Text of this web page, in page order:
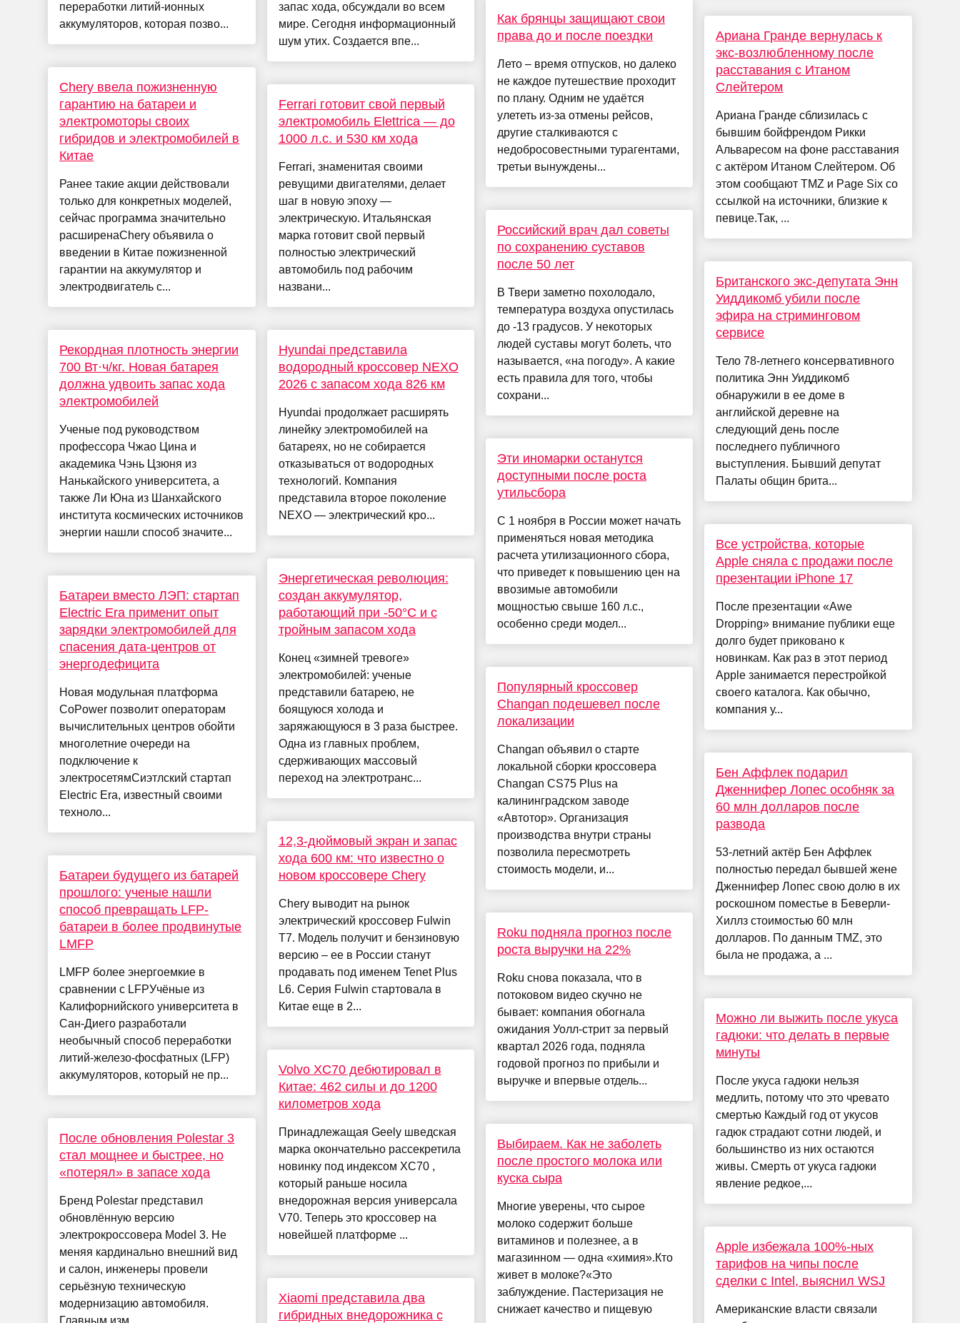
переработки литий-ионных
аккумуляторов, которая позво...
Chery ввела пожизненную
гарантию на батареи и
электромоторы своих
гибридов и электромобилей в
Китае
Ранее такие акции действовали
только для конкретных моделей,
сейчас программа значительно
расширенаChery объявила о
введении в Китае пожизненной
гарантии на аккумулятор и
электродвигатель с...
Рекордная плотность энергии
700 Вт·ч/кг. Новая батарея
должна удвоить запас хода
электромобилей
Ученые под руководством
профессора Чжао Цина и
академика Чэнь Цзюня из
Нанькайского университета, а
также Ли Юна из Шанхайского
института космических источников
энергии нашли способ значите...
Батареи вместо ЛЭП: стартап
Electric Era применит опыт
зарядки электромобилей для
спасения дата-центров от
энергодефицита
Новая модульная платформа
CoPower позволит операторам
вычислительных центров обойти
многолетние очереди на
подключение к
электросетямСиэтлский стартап
Electric Era, известный своими
техноло...
Батареи будущего из батарей
прошлого: ученые нашли
способ превращать LFP-
батареи в более продвинутые
LMFP
LMFP более энергоемкие в
сравнении с LFPУчёные из
Калифорнийского университета в
Сан-Диего разработали
необычный способ переработки
литий-железо-фосфатных (LFP)
аккумуляторов, который не пр...
После обновления Polestar 3
стал мощнее и быстрее, но
«потерял» в запасе хода
Бренд Polestar представил
обновлённую версию
электрокроссовера Model 3. Не
меняя кардинально внешний вид
и салон, инженеры провели
серьёзную техническую
модернизацию автомобиля.
запас хода, обсуждали во всем
мире. Сегодня информационный
шум утих. Создается впе...
Ferrari готовит свой первый
электромобиль Elettrica — до
1000 л.с. и 530 км хода
Ferrari, знаменитая своими
ревущими двигателями, делает
шаг в новую эпоху —
электрическую. Итальянская
марка готовит свой первый
полностью электрический
автомобиль под рабочим
названи...
Hyundai представила
водородный кроссовер NEXO
2026 с запасом хода 826 км
Hyundai продолжает расширять
линейку электромобилей на
батареях, но не собирается
отказываться от водородных
технологий. Компания
представила второе поколение
NEXO — электрический кро...
Энергетическая революция:
создан аккумулятор,
работающий при -50°C и с
тройным запасом хода
Конец «зимней тревоге»
электромобилей: ученые
представили батарею, не
боящуюся холода и
заряжающуюся в 3 раза быстрее.
Одна из главных проблем,
сдерживающих массовый
переход на электротранс...
12,3-дюймовый экран и запас
хода 600 км: что известно о
новом кроссовере Chery
Chery выводит на рынок
электрический кроссовер Fulwin
T7. Модель получит и бензиновую
версию – ее в России станут
продавать под именем Tenet Plus
L6. Серия Fulwin стартовала в
Китае еще в 2...
Volvo XC70 дебютировал в
Китае: 462 силы и до 1200
километров хода
Принадлежащая Geely шведская
марка окончательно рассекретила
новинку под индексом XC70 ,
который раньше носила
внедорожная версия универсала
V70. Теперь это кроссовер на
новейшей платформе ...
Xiaomi представила два
гибридных внедорожника с
Как брянцы защищают свои
права до и после поездки
Лето – время отпусков, но далеко
не каждое путешествие проходит
по плану. Одним не удаётся
улететь из-за отмены рейсов,
другие сталкиваются с
недобросовестными турагентами,
третьи вынуждены...
Российский врач дал советы
по сохранению суставов
после 50 лет
В Твери заметно похолодало,
температура воздуха опустилась
до -13 градусов. У некоторых
людей суставы могут болеть, что
называется, «на погоду». А какие
есть правила для того, чтобы
сохрани...
Эти иномарки останутся
доступными после роста
утильсбора
С 1 ноября в России может начать
применяться новая методика
расчета утилизационного сбора,
что приведет к повышению цен на
ввозимые автомобили
мощностью свыше 160 л.с.,
особенно среди модел...
Популярный кроссовер
Changan подешевел после
локализации
Changan объявил о старте
локальной сборки кроссовера
Changan CS75 Plus на
калининградском заводе
«Автотор». Организация
производства внутри страны
позволила пересмотреть
стоимость модели, и...
Roku подняла прогноз после
роста выручки на 22%
Roku снова показала, что в
потоковом видео скучно не
бывает: компания обогнала
ожидания Уолл-стрит за первый
квартал 2026 года, подняла
годовой прогноз по прибыли и
выручке и впервые отдель...
Выбираем. Как не заболеть
после простого молока или
куска сыра
Многие уверены, что сырое
молоко содержит больше
витаминов и полезнее, а в
магазинном — одна «химия».Кто
живет в молоке?«Это
заблуждение. Пастеризация не
снижает качество и пищевую
Ариана Гранде вернулась к
экс-возлюбленному после
расставания с Итаном
Слейтером
Ариана Гранде сблизилась с
бывшим бойфрендом Рикки
Альваресом на фоне расставания
с актёром Итаном Слейтером. Об
этом сообщают TMZ и Page Six со
ссылкой на источники, близкие к
певице.Так, ...
Британского экс-депутата Энн
Уиддикомб убили после
эфира на стриминговом
сервисе
Тело 78-летнего консервативного
политика Энн Уиддикомб
обнаружили в ее доме в
английской деревне на
следующий день после
последнего публичного
выступления. Бывший депутат
Палаты общин брита...
Все устройства, которые
Apple сняла с продажи после
презентации iPhone 17
После презентации «Awe
Dropping» внимание публики еще
долго будет приковано к
новинкам. Как раз в этот период
Apple занимается перестройкой
своего каталога. Как обычно,
компания у...
Бен Аффлек подарил
Дженнифер Лопес особняк за
60 млн долларов после
развода
53-летний актёр Бен Аффлек
полностью передал бывшей жене
Дженнифер Лопес свою долю в их
роскошном поместье в Беверли-
Хиллз стоимостью 60 млн
долларов. По данным TMZ, это
была не продажа, а ...
Можно ли выжить после укуса
гадюки: что делать в первые
минуты
После укуса гадюки нельзя
медлить, потому что это чревато
смертью Каждый год от укусов
гадюк страдают сотни людей, и
большинство из них остаются
живы. Смерть от укуса гадюки
явление редкое,...
Apple избежала 100%-ных
тарифов на чипы после
сделки с Intel, выяснил WSJ
Американские власти связали